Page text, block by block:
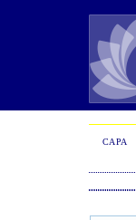
CAPA